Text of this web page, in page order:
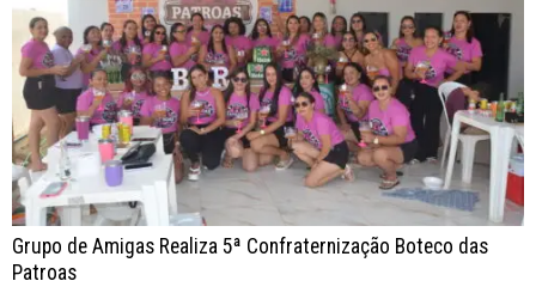
Grupo de Amigas Realiza 5ª Confraternização Boteco das
Patroas